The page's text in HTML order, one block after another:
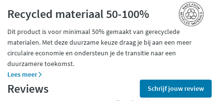
Recycled materiaal 50-100%
Dit product is voor minimaal 50% gemaakt van gerecyclede
materialen. Met deze duurzame keuze draag je bij aan een meer
circulaire economie en ondersteun je de transitie naar een
duurzamere toekomst.
Lees meer
Reviews Schrijf jouw review